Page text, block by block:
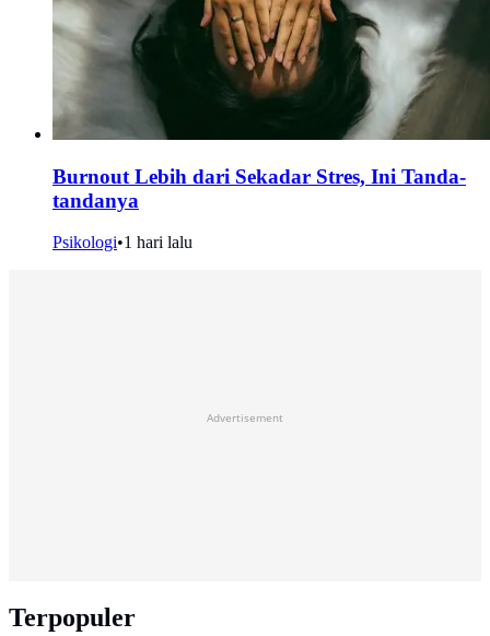
Burnout Lebih dari Sekadar Stres, Ini Tanda-
tandanya
Psikologi•1 hari lalu
Advertisement
Terpopuler